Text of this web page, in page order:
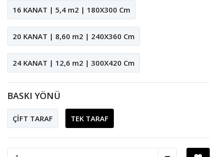
16 KANAT | 5,4 m2 | 180X300 Cm
20 KANAT | 8,60 m2 | 240X360 Cm
24 KANAT | 12,6 m2 | 300X420 Cm
BASKI YÖNÜ
ÇİFT TARAF TEK TARAF